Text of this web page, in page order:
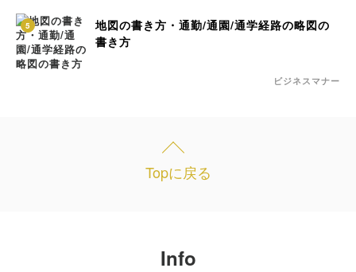
5
地図の書き方・通勤/通園/通学経路の略図の
書き方
ビジネスマナー
Topに戻る
Info